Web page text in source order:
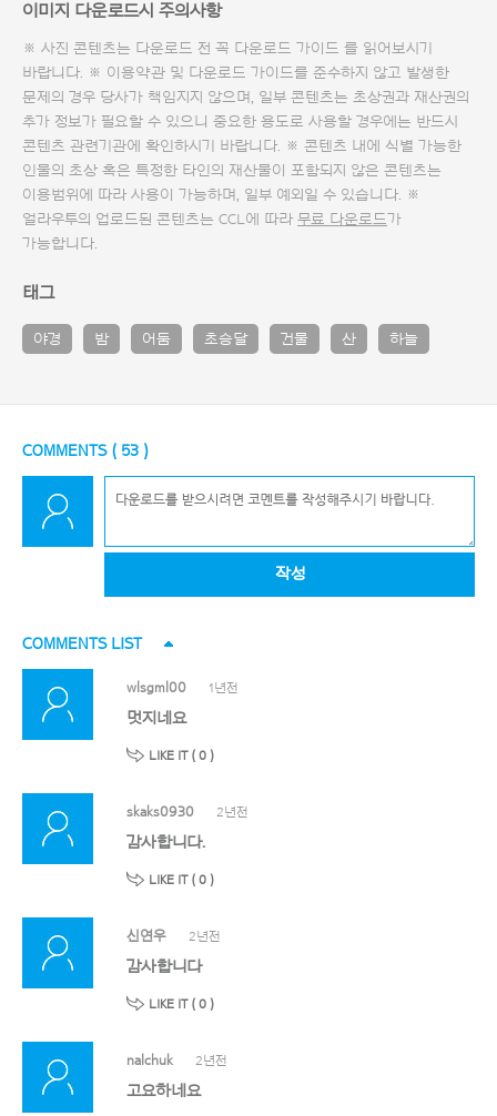
이미지 다운로드시 주의사항
※ 사진 콘텐츠는 다운로드 전 꼭 다운로드 가이드 를 읽어보시기
바랍니다. ※ 이용약관 및 다운로드 가이드를 준수하지 않고 발생한
문제의 경우 당사가 책임지지 않으며, 일부 콘텐츠는 초상권과 재산권의
추가 정보가 필요할 수 있으니 중요한 용도로 사용할 경우에는 반드시
콘텐츠 관련기관에 확인하시기 바랍니다. ※ 콘텐츠 내에 식별 가능한
인물의 초상 혹은 특정한 타인의 재산물이 포함되지 않은 콘텐츠는
이용범위에 따라 사용이 가능하며, 일부 예외일 수 있습니다. ※
얼라우투의 업로드된 콘텐츠는 CCL에 따라 무료 다운로드가
가능합니다.
태그
야경 밤 어둠 초승달 건물 산 하늘
COMMENTS ( 53 )
작성
COMMENTS LIST
wlsgml00 1년전
멋지네요
LIKE IT ( 0 )
skaks0930 2년전
감사합니다.
LIKE IT ( 0 )
신연우 2년전
감사합니다
LIKE IT ( 0 )
nalchuk 2년전
고요하네요